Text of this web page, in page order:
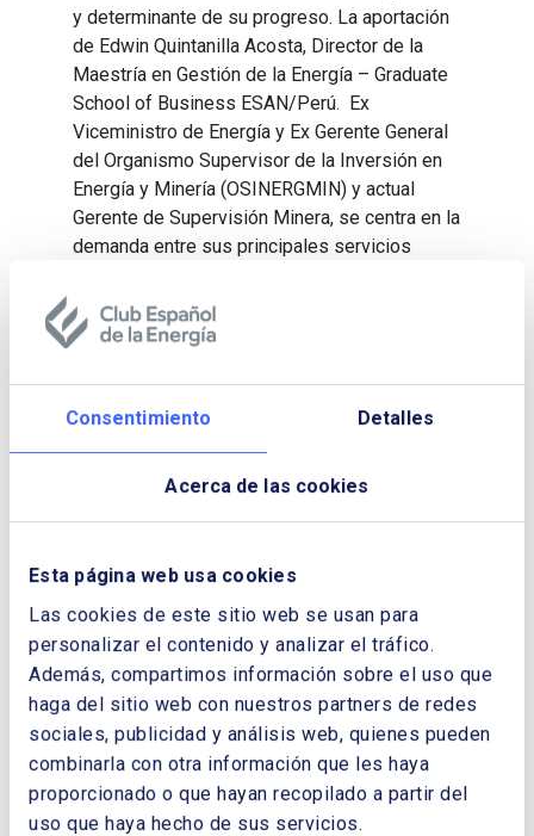
Consentimiento Detalles
Acerca de las cookies
Esta página web usa cookies
Las cookies de este sitio web se usan para
personalizar el contenido y analizar el tráfico.
Además, compartimos información sobre el uso que
haga del sitio web con nuestros partners de redes
sociales, publicidad y análisis web, quienes pueden
combinarla con otra información que les haya
proporcionado o que hayan recopilado a partir del
uso que haya hecho de sus servicios.
y determinante de su progreso. La aportación
de Edwin Quintanilla Acosta, Director de la
Maestría en Gestión de la Energía – Graduate
School of Business ESAN/Perú. Ex
Viceministro de Energía y Ex Gerente General
del Organismo Supervisor de la Inversión en
Energía y Minería (OSINERGMIN) y actual
Gerente de Supervisión Minera, se centra en la
demanda entre sus principales servicios
derivados del petróleo) y cómo la migración a
la provisión de energía con fuentes
electrificación de la demanda es la tendencia
central por asuntos ambientales, desarrollo
PROCÍCLICA: UN ESTUDIO DE CASO DEL
NOMBRE Y APELLIDOS:
EMPRESA: